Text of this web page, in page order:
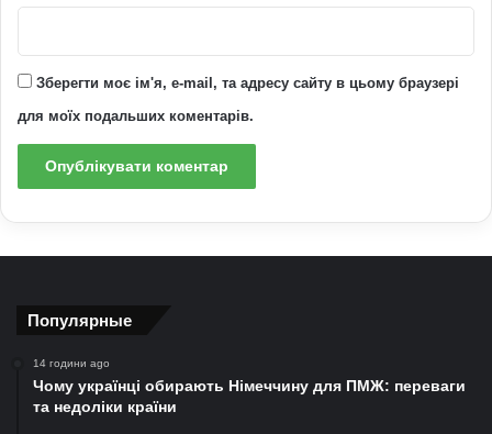
Зберегти моє ім'я, e-mail, та адресу сайту в цьому браузері
для моїх подальших коментарів.
Популярные
14 години ago
Чому українці обирають Німеччину для ПМЖ: переваги
та недоліки країни